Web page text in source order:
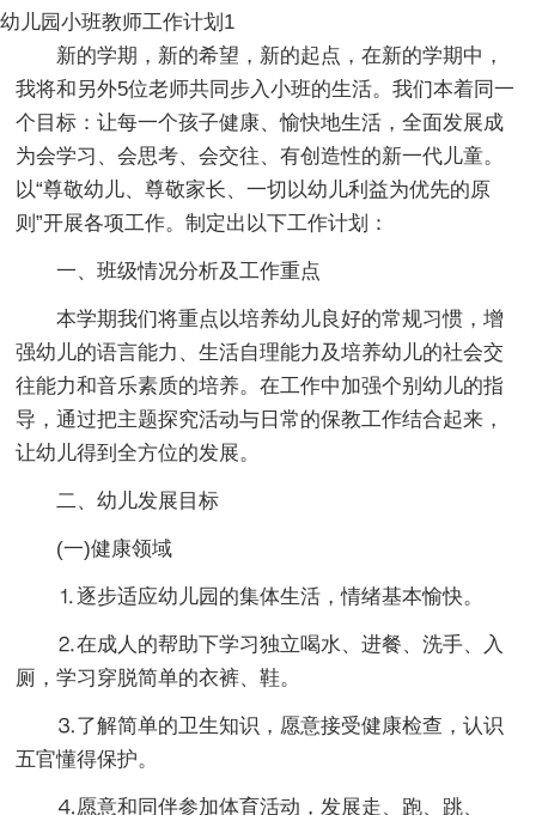
幼儿园小班教师工作计划1
新的学期，新的希望，新的起点，在新的学期中，
我将和另外5位老师共同步入小班的生活。我们本着同一
个目标：让每一个孩子健康、愉快地生活，全面发展成
为会学习、会思考、会交往、有创造性的新一代儿童。
以“尊敬幼儿、尊敬家长、一切以幼儿利益为优先的原
则”开展各项工作。制定出以下工作计划：
一、班级情况分析及工作重点
本学期我们将重点以培养幼儿良好的常规习惯，增
强幼儿的语言能力、生活自理能力及培养幼儿的社会交
往能力和音乐素质的培养。在工作中加强个别幼儿的指
导，通过把主题探究活动与日常的保教工作结合起来，
让幼儿得到全方位的发展。
二、幼儿发展目标
(一)健康领域
⒈逐步适应幼儿园的集体生活，情绪基本愉快。
⒉在成人的帮助下学习独立喝水、进餐、洗手、入
厕，学习穿脱简单的衣裤、鞋。
⒊了解简单的卫生知识，愿意接受健康检查，认识
五官懂得保护。
⒋愿意和同伴参加体育活动，发展走、跑、跳、